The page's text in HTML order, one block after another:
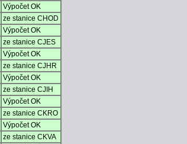
Výpočet OK
ze stanice CHOD
Výpočet OK
ze stanice CJES
Výpočet OK
ze stanice CJHR
Výpočet OK
ze stanice CJIH
Výpočet OK
ze stanice CKRO
Výpočet OK
ze stanice CKVA